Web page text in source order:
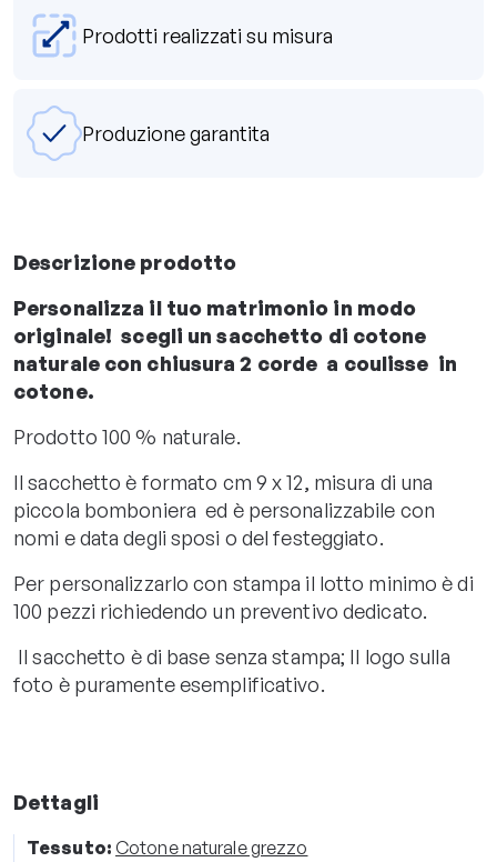
Prodotti realizzati su misura
Produzione garantita
Descrizione prodotto
Personalizza il tuo matrimonio in modo
originale! scegli un sacchetto di cotone
naturale con chiusura 2 corde a coulisse in
cotone.
Prodotto 100 % naturale.
Il sacchetto è formato cm 9 x 12, misura di una
piccola bomboniera ed è personalizzabile con
nomi e data degli sposi o del festeggiato.
Per personalizzarlo con stampa il lotto minimo è di
100 pezzi richiedendo un preventivo dedicato.
Il sacchetto è di base senza stampa; Il logo sulla
foto è puramente esemplificativo.
Dettagli
Tessuto: Cotone naturale grezzo